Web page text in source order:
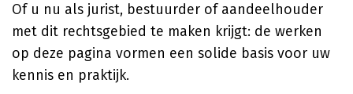
Of u nu als jurist, bestuurder of aandeelhouder
met dit rechtsgebied te maken krijgt: de werken
op deze pagina vormen een solide basis voor uw
kennis en praktijk.